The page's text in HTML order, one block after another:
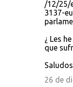
/12/25/
3137-
¿ Les
que
26 de